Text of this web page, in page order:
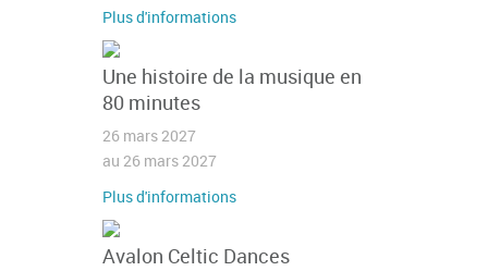
Plus d'informations
Une histoire de la musique en
80 minutes
26 mars 2027
au 26 mars 2027
Plus d'informations
Avalon Celtic Dances